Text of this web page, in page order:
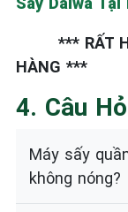
*** RẤT
HÀNG ***
4. Câu
Máy sấy
không nóng?